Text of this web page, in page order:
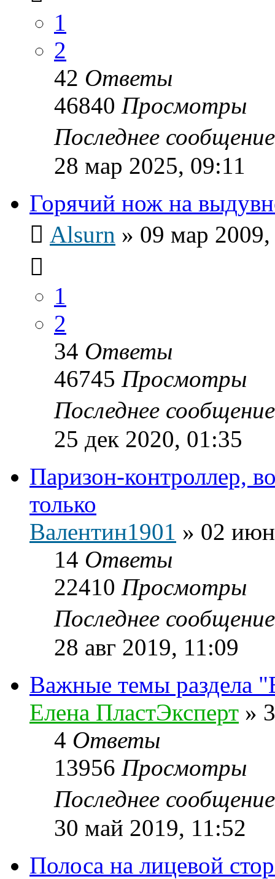
1
2
42 Ответы
46840 Просмотры
Последнее
28 мар 2025, 09:11
Горячий нож на
Alsurn » 09 мар
1
2
34 Ответы
46745 Просмотры
Последнее
25 дек 2020, 01:35
Паризон-контроллер,
только
Валентин1901 » 02
14 Ответы
22410 Просмотры
Последнее
28 авг 2019, 11:09
Важные темы раздела
Елена ПластЭксперт »
4 Ответы
13956 Просмотры
Последнее
30 май 2019, 11:52
Полоса на лицевой